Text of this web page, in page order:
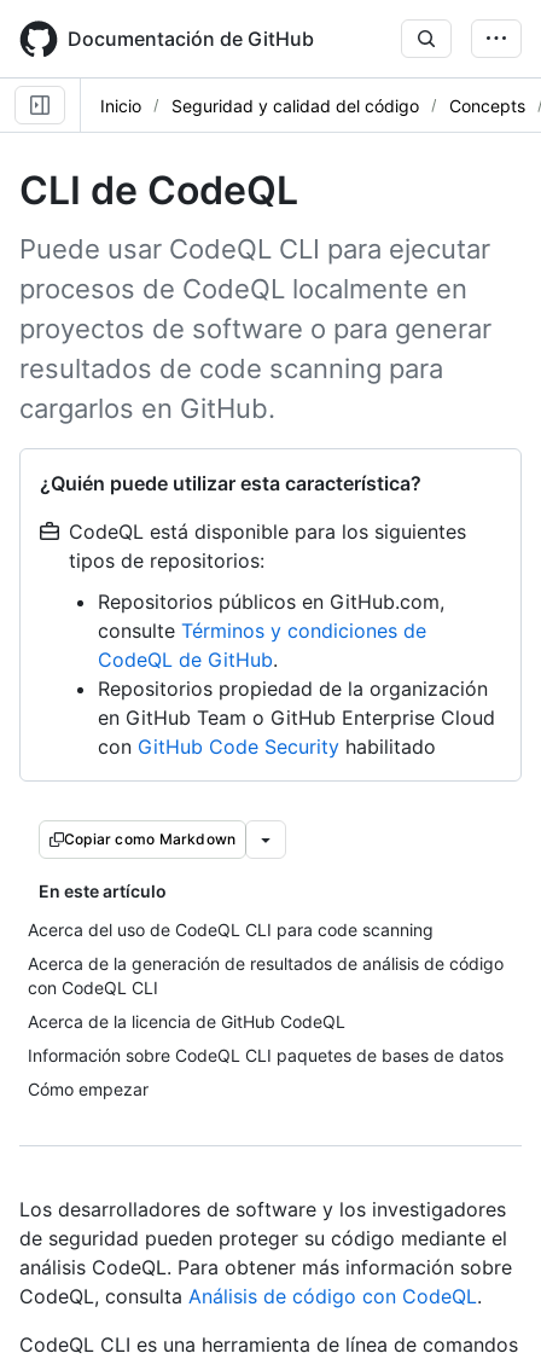
main
content
Documentación de GitHub
Inicio Seguridad y calidad del código Concepts
CLI de CodeQL
Puede usar CodeQL CLI para ejecutar
procesos de CodeQL localmente en
proyectos de software o para generar
resultados de code scanning para
cargarlos en GitHub.
¿Quién puede utilizar esta característica?
CodeQL está disponible para los siguientes
tipos de repositorios:
Repositorios públicos en GitHub.com,
consulte Términos y condiciones de
CodeQL de GitHub.
Repositorios propiedad de la organización
en GitHub Team o GitHub Enterprise Cloud
con GitHub Code Security habilitado
Copiar como Markdown
En este artículo
Acerca del uso de CodeQL CLI para code scanning
Acerca de la generación de resultados de análisis de código
con CodeQL CLI
Acerca de la licencia de GitHub CodeQL
Información sobre CodeQL CLI paquetes de bases de datos
Cómo empezar
Los desarrolladores de software y los investigadores
de seguridad pueden proteger su código mediante el
análisis CodeQL. Para obtener más información sobre
CodeQL, consulta Análisis de código con CodeQL.
CodeQL CLI es una herramienta de línea de comandos